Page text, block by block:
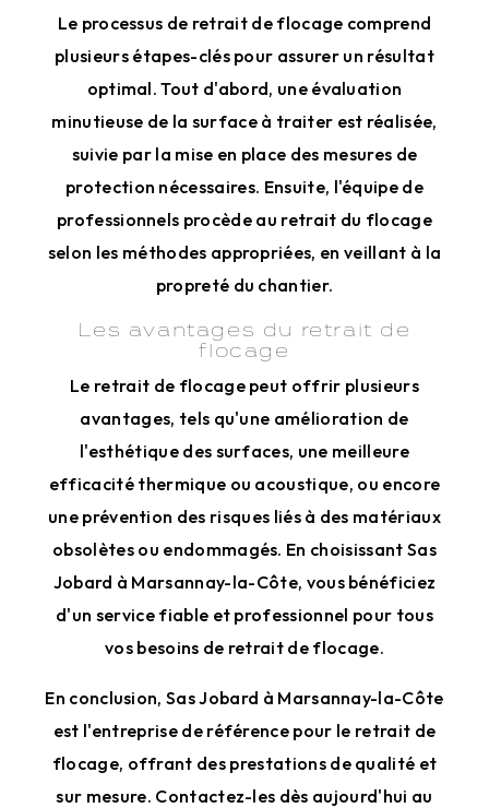
Le processus de retrait de flocage comprend
plusieurs étapes-clés pour assurer un résultat
optimal. Tout d'abord, une évaluation
minutieuse de la surface à traiter est réalisée,
suivie par la mise en place des mesures de
protection nécessaires. Ensuite, l'équipe de
professionnels procède au retrait du flocage
selon les méthodes appropriées, en veillant à la
propreté du chantier.
Les avantages du retrait de
flocage
Le retrait de flocage peut offrir plusieurs
avantages, tels qu'une amélioration de
l'esthétique des surfaces, une meilleure
efficacité thermique ou acoustique, ou encore
une prévention des risques liés à des matériaux
obsolètes ou endommagés. En choisissant Sas
Jobard à Marsannay-la-Côte, vous bénéficiez
d'un service fiable et professionnel pour tous
vos besoins de retrait de flocage.
En conclusion, Sas Jobard à Marsannay-la-Côte
est l'entreprise de référence pour le retrait de
flocage, offrant des prestations de qualité et
sur mesure. Contactez-les dès aujourd'hui au